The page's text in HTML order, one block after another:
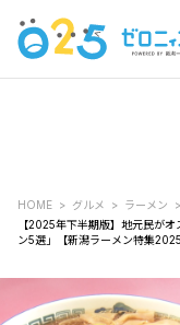
HOME グルメ
ラーメン
【2025年下半期版】地元民が
ン5選」【新潟ラーメン特集2025